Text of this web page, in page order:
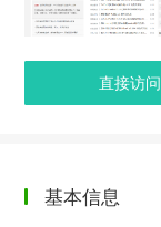
直接访问
基本信息